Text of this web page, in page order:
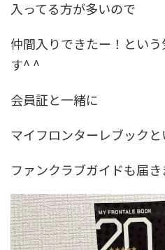
入ってる方が多いので
仲間入りできたー！とい
す^ ^
会員証と一緒に
マイフロンターレブックと
ファンクラブガイドも届き